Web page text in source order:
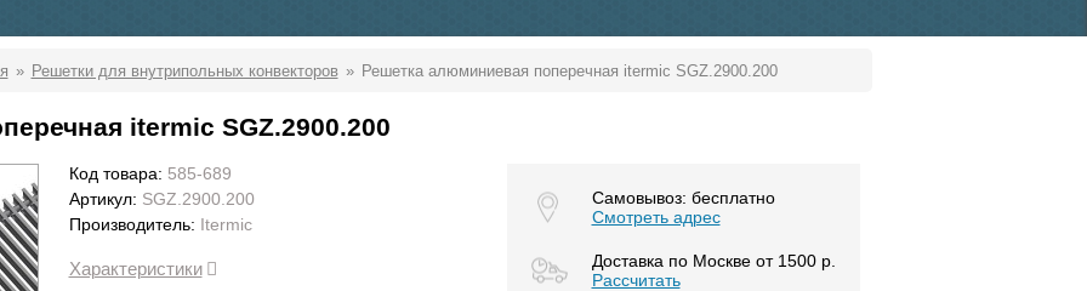
Решетки для внутрипольных конвекторов Решетка алюминиевая поперечная itermic SGZ.2900.200
itermic SGZ.2900.200
Код товара: 585-689
Артикул: SGZ.2900.200
Производитель: Itermic
Характеристики
Самовывоз: бесплатно
Смотреть адрес
Доставка по Москве от 1500 р.
Расcчитать